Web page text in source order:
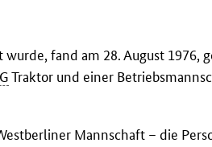
wurde, fand am 28. August 1976,
Traktor und einer
Mannschaft – die